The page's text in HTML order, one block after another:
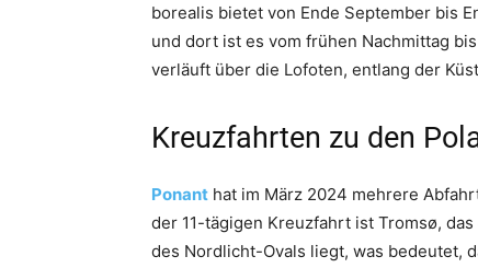
borealis bietet von Ende September bis
und dort ist es vom frühen Nachmittag
verläuft über die Lofoten, entlang der
Kreuzfahrten zu den
Ponant hat im März 2024 mehrere
der 11-tägigen Kreuzfahrt ist Tromsø,
des Nordlicht-Ovals liegt, was bedeutet,